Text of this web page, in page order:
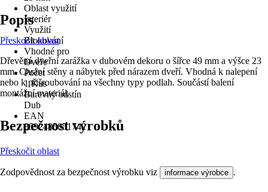
Oblast využití
Interiér
Využití
Blokování
Vhodné pro
Dveře
Počet
1 Kus
Barevný odstín
Dub
EAN
8592485051742
Popis
Přeskočit oblast
Dřevěná dveřní zarážka v dubovém dekoru o šířce 49 mm a výšce 23
mm. Chrání stěny a nábytek před nárazem dveří. Vhodná k nalepení
nebo k přišroubování na všechny typy podlah. Součástí balení
montážní materiál.
Bezpečnost výrobků
Přeskočit oblast
Zodpovědnost za bezpečnost výrobku viz informace výrobce .